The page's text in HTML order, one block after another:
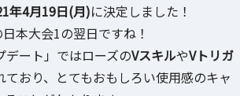
年4月19日(月)に決定しました！
本大会1の翌日ですね！
デート」ではローズのVスキルやVトリガ
ており、とてもおもしろい使用感のキャ